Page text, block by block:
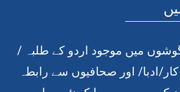
میں موجود اردو کے طلبہ /
ادبا/ اور صحافیوں سے رابطہ